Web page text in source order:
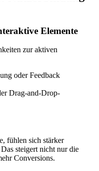
Elemente
zur aktiven
oder Feedback
Drag-and-Drop-
fühlen sich stärker
steigert nicht nur die
Conversions.